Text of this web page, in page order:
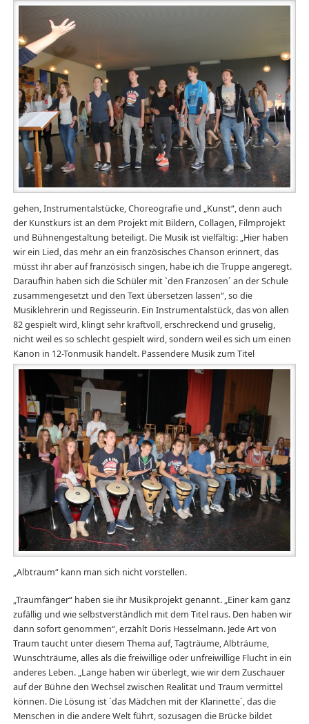
gehen, Instrumentalstücke, Choreografie und „Kunst“, denn auch
der Kunstkurs ist an dem Projekt mit Bildern, Collagen, Filmprojekt
und Bühnengestaltung beteiligt. Die Musik ist vielfältig: „Hier haben
wir ein Lied, das mehr an ein französisches Chanson erinnert, das
müsst ihr aber auf französisch singen, habe ich die Truppe angeregt.
Daraufhin haben sich die Schüler mit `den Franzosen´ an der Schule
zusammengesetzt und den Text übersetzen lassen“, so die
Musiklehrerin und Regisseurin. Ein Instrumentalstück, das von allen
82 gespielt wird, klingt sehr kraftvoll, erschreckend und gruselig,
nicht weil es so schlecht gespielt wird, sondern weil es sich um einen
Kanon in 12-Tonmusik handelt. Passendere Musik zum Titel
„Albtraum“ kann man sich nicht vorstellen.
„Traumfänger“ haben sie ihr Musikprojekt genannt. „Einer kam ganz
zufällig und wie selbstverständlich mit dem Titel raus. Den haben wir
dann sofort genommen“, erzählt Doris Hesselmann. Jede Art von
Traum taucht unter diesem Thema auf, Tagträume, Albträume,
Wunschträume, alles als die freiwillige oder unfreiwillige Flucht in ein
anderes Leben. „Lange haben wir überlegt, wie wir dem Zuschauer
auf der Bühne den Wechsel zwischen Realität und Traum vermittel
können. Die Lösung ist `das Mädchen mit der Klarinette´, das die
Menschen in die andere Welt führt, sozusagen die Brücke bildet